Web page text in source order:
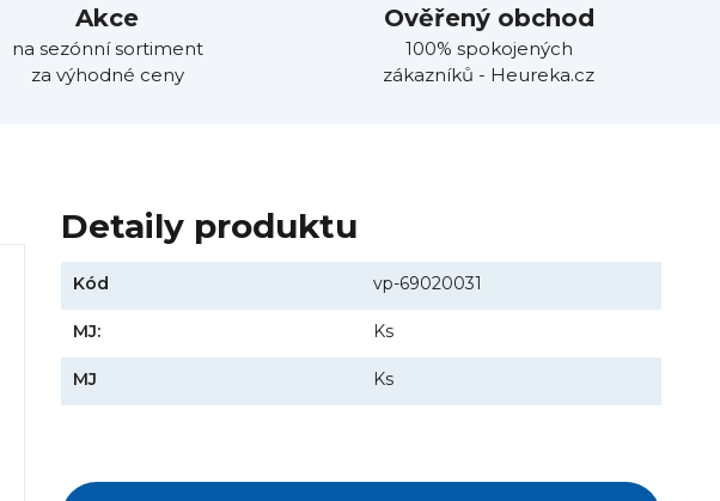
Akce
na sezónní sortiment
za výhodné ceny
Ověřený obchod
100% spokojených
zákazníků - Heureka.cz
Detaily produktu
Kód vp-69020031
MJ: Ks
MJ Ks